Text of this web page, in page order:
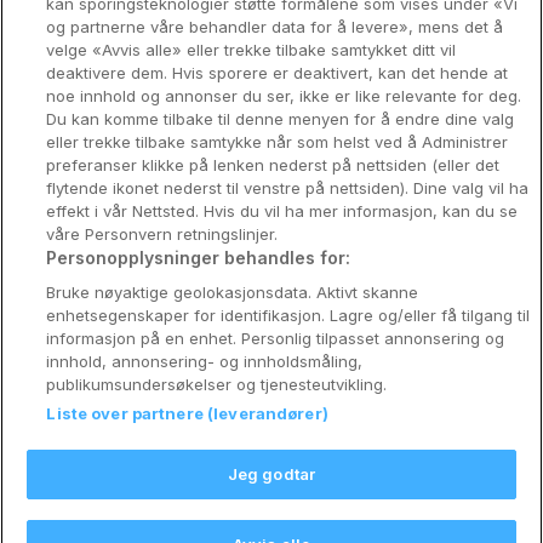
Utforsk Norden
Om Coop HotellKupp
Konkurranse
Koselig avbrekk
Velvære i var
Premiumhotell
Venninnetur
Reservasjonsspørsmål:
Hotellsupport:scandinavian@digibreaks.com
og partnerne våre behandler data for å levere», mens det å
velge «Avvis alle» eller trekke tilbake samtykket ditt vil
deaktivere dem. Hvis sporere er deaktivert, kan det hende at
noe innhold og annonser du ser, ikke er like relevante for deg.
Du kan komme tilbake til denne menyen for å endre dine valg
eller trekke tilbake samtykke når som helst ved å Administrer
preferanser klikke på lenken nederst på nettsiden (eller det
flytende ikonet nederst til venstre på nettsiden). Dine valg vil ha
effekt i vår Nettsted. Hvis du vil ha mer informasjon, kan du se
våre Personvern retningslinjer.
Personopplysninger behandles for:
Bruke nøyaktige geolokasjonsdata. Aktivt skanne
enhetsegenskaper for identifikasjon. Lagre og/eller få tilgang til
informasjon på en enhet. Personlig tilpasset annonsering og
innhold, annonsering- og innholdsmåling,
publikumsundersøkelser og tjenesteutvikling.
Liste over partnere (leverandører)
Jeg godtar